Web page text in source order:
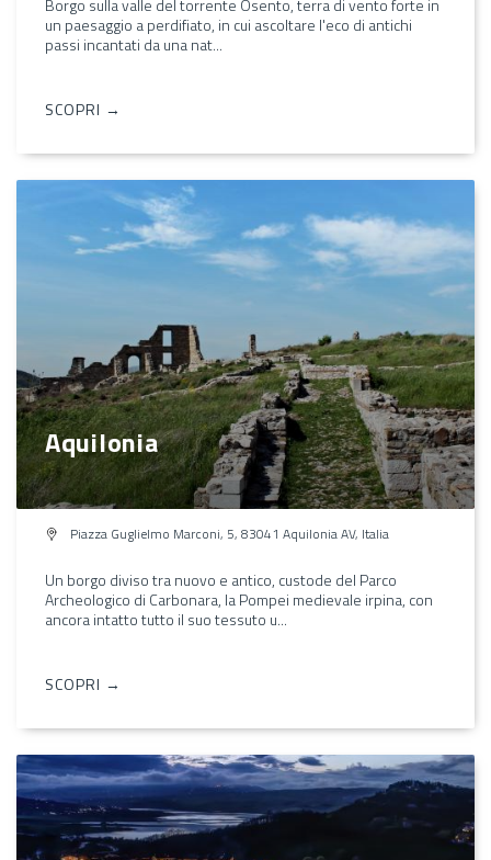
Borgo sulla valle del torrente Osento, terra di vento forte in
un paesaggio a perdifiato, in cui ascoltare l'eco di antichi
passi incantati da una nat...
SCOPRI →
Aquilonia
Piazza Guglielmo Marconi, 5, 83041 Aquilonia AV, Italia
Un borgo diviso tra nuovo e antico, custode del Parco
Archeologico di Carbonara, la Pompei medievale irpina, con
ancora intatto tutto il suo tessuto u...
SCOPRI →